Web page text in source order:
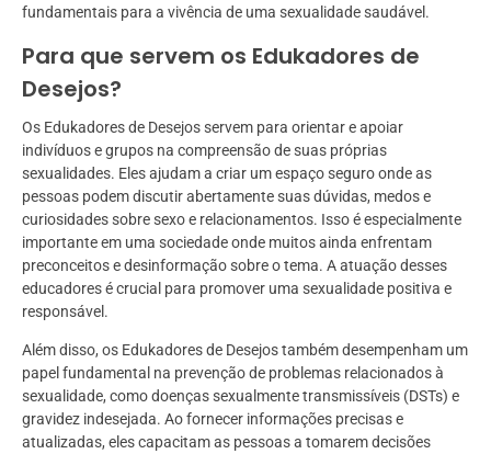
fundamentais para a vivência de uma sexualidade saudável.
Para que servem os Edukadores de
Desejos?
Os Edukadores de Desejos servem para orientar e apoiar
indivíduos e grupos na compreensão de suas próprias
sexualidades. Eles ajudam a criar um espaço seguro onde as
pessoas podem discutir abertamente suas dúvidas, medos e
curiosidades sobre sexo e relacionamentos. Isso é especialmente
importante em uma sociedade onde muitos ainda enfrentam
preconceitos e desinformação sobre o tema. A atuação desses
educadores é crucial para promover uma sexualidade positiva e
responsável.
Além disso, os Edukadores de Desejos também desempenham um
papel fundamental na prevenção de problemas relacionados à
sexualidade, como doenças sexualmente transmissíveis (DSTs) e
gravidez indesejada. Ao fornecer informações precisas e
atualizadas, eles capacitam as pessoas a tomarem decisões